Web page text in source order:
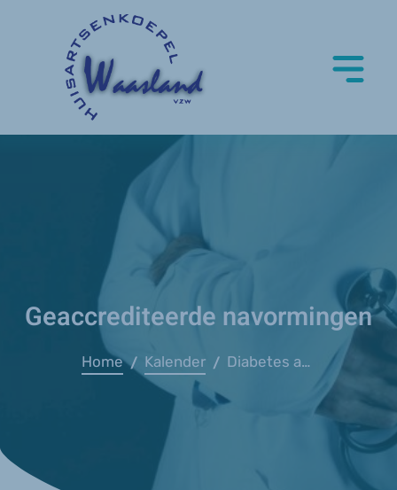
Geaccrediteerde navormingen
Home / Kalender / Diabetes anno 2024, tips en tricks voor de huisarts - GZA